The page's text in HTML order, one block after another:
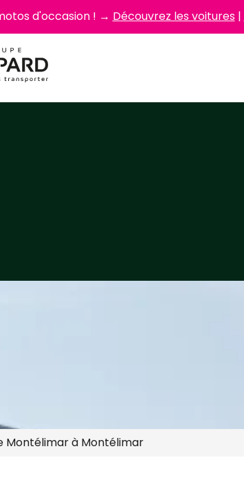
d'occasion ! → Découvrez les voitures|
Montélimar à Montélimar